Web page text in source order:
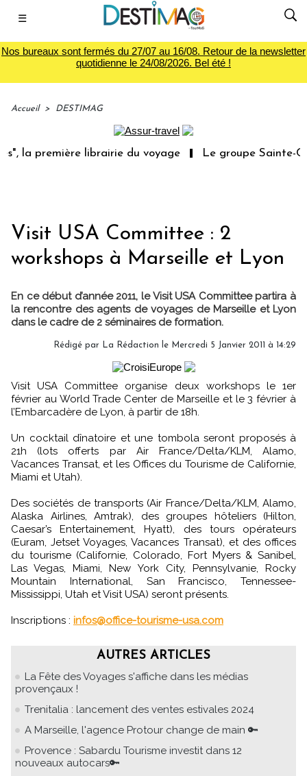
☰
Nos bureaux sont fermés du 27/07 au 16/08. Retour de la newsletter
quotidienne le 24/08/2026. Bel été !
Accueil > DESTIMAG
la première librairie du voyage Le groupe Sainte-
Visit USA Committee : 2
workshops à Marseille et Lyon
En ce début d’année 2011, le Visit USA Committee partira à
la rencontre des agents de voyages de Marseille et Lyon
dans le cadre de 2 séminaires de formation.
Rédigé par La Rédaction le Mercredi 5 Janvier 2011 à 14:29
Visit USA Committee organise deux workshops le 1er
février au World Trade Center de Marseille et le 3 février à
l’Embarcadère de Lyon, à partir de 18h.
Un cocktail dînatoire et une tombola seront proposés à
21h (lots offerts par Air France/Delta/KLM, Alamo,
Vacances Transat, et les Offices du Tourisme de Californie,
Miami et Utah).
Des sociétés de transports (Air France/Delta/KLM, Alamo,
Alaska Airlines, Amtrak), des groupes hôteliers (Hilton,
Caesar’s Entertainement, Hyatt), des tours opérateurs
(Euram, Jetset Voyages, Vacances Transat), et des offices
du tourisme (Californie, Colorado, Fort Myers & Sanibel,
Las Vegas, Miami, New York City, Pennsylvanie, Rocky
Mountain International, San Francisco, Tennessee-
Mississippi, Utah et Visit USA) seront présents.
Inscriptions : infos@office-tourisme-usa.com
AUTRES ARTICLES
La Fête des Voyages s'affiche dans les médias
provençaux !
Trenitalia : lancement des ventes estivales 2024
A Marseille, l'agence Protour change de main 🔑
Provence : Sabardu Tourisme investit dans 12
nouveaux autocars🔑